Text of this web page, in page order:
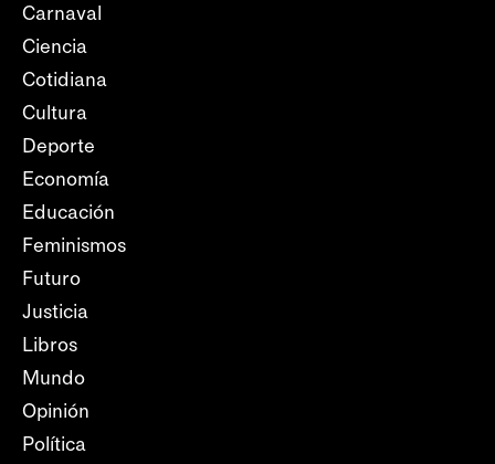
Carnaval
Ciencia
Cotidiana
Cultura
Deporte
Economía
Educación
Feminismos
Futuro
Justicia
Libros
Mundo
Opinión
Política